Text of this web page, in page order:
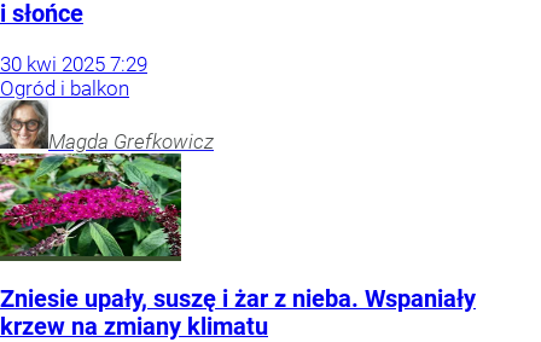
i słońce
30 kwi 2025 7:29
Ogród i balkon
Magda Grefkowicz
Zniesie upały, suszę i żar z nieba. Wspaniały
krzew na zmiany klimatu